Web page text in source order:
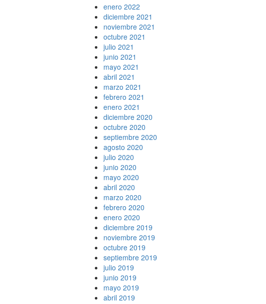
enero 2022
diciembre 2021
noviembre 2021
octubre 2021
julio 2021
junio 2021
mayo 2021
abril 2021
marzo 2021
febrero 2021
enero 2021
diciembre 2020
octubre 2020
septiembre 2020
agosto 2020
julio 2020
junio 2020
mayo 2020
abril 2020
marzo 2020
febrero 2020
enero 2020
diciembre 2019
noviembre 2019
octubre 2019
septiembre 2019
julio 2019
junio 2019
mayo 2019
abril 2019